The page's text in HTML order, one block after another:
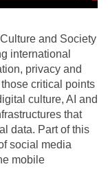
and Society
international
privacy and
critical points
culture, AI and
that
data. Part of this
social media
mobile